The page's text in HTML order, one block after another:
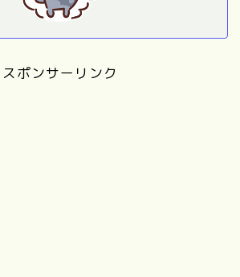
スポンサーリンク